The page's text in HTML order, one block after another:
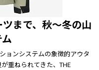
まで、秋～冬の山
ョンシステムの象徴的アウタ
重ねられてきた、THE